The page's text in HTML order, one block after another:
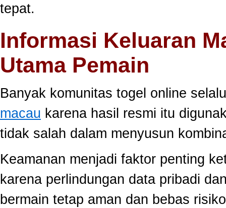
tepat.
Informasi Keluaran
Utama Pemain
Banyak komunitas togel online
macau karena hasil resmi itu
tidak salah dalam menyusun
Keamanan menjadi faktor penting
karena perlindungan data pribadi
bermain tetap aman dan bebas